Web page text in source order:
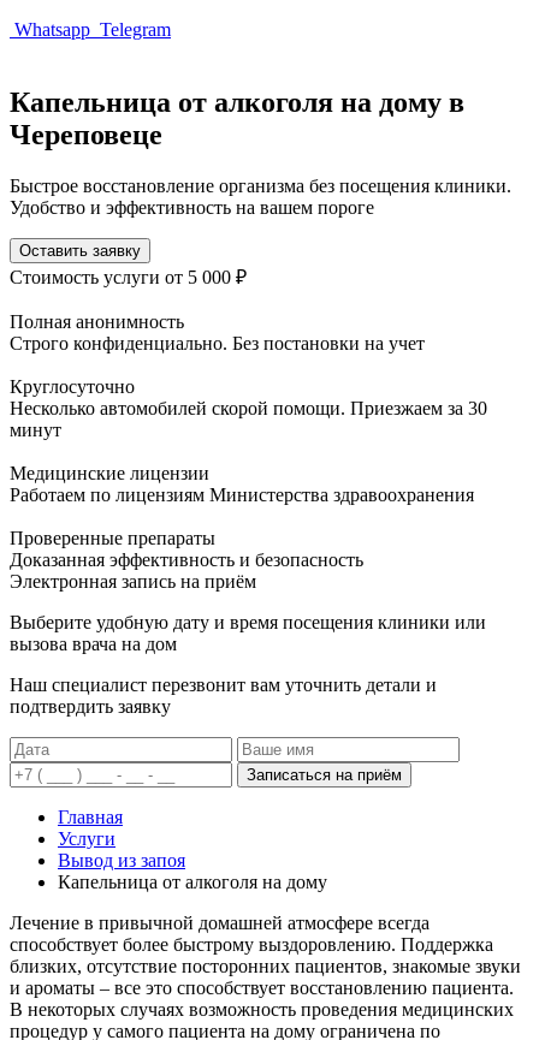
Whatsapp Telegram
Капельница от алкоголя на дому в
Череповеце
Быстрое восстановление организма без посещения клиники.
Удобство и эффективность на вашем пороге
Оставить заявку
Стоимость услуги от 5 000 ₽
Полная анонимность
Строго конфиденциально. Без постановки на учет
Круглосуточно
Несколько автомобилей скорой помощи. Приезжаем за 30
минут
Медицинские лицензии
Работаем по лицензиям Министерства здравоохранения
Проверенные препараты
Доказанная эффективность и безопасность
Электронная запись на приём
Выберите удобную дату и время посещения клиники или
вызова врача на дом
Наш специалист перезвонит вам уточнить детали и
подтвердить заявку
Записаться на приём
Главная
Услуги
Вывод из запоя
Капельница от алкоголя на дому
Лечение в привычной домашней атмосфере всегда
способствует более быстрому выздоровлению. Поддержка
близких, отсутствие посторонних пациентов, знакомые звуки
и ароматы – все это способствует восстановлению пациента.
В некоторых случаях возможность проведения медицинских
процедур у самого пациента на дому ограничена по